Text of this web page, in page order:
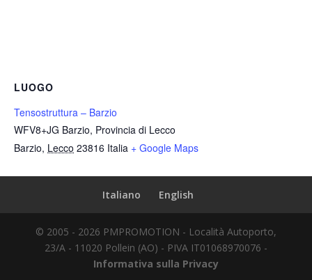
LUOGO
Tensostruttura – Barzio
WFV8+JG Barzio, Provincia di Lecco
Barzio, Lecco 23816 Italia + Google Maps
Italiano English
© 2005 - 2026 PMPROMOTION - Località Autoporto,
23/A - 11020 Pollein (AO) - PIVA IT01068970076 -
Informativa sulla Privacy